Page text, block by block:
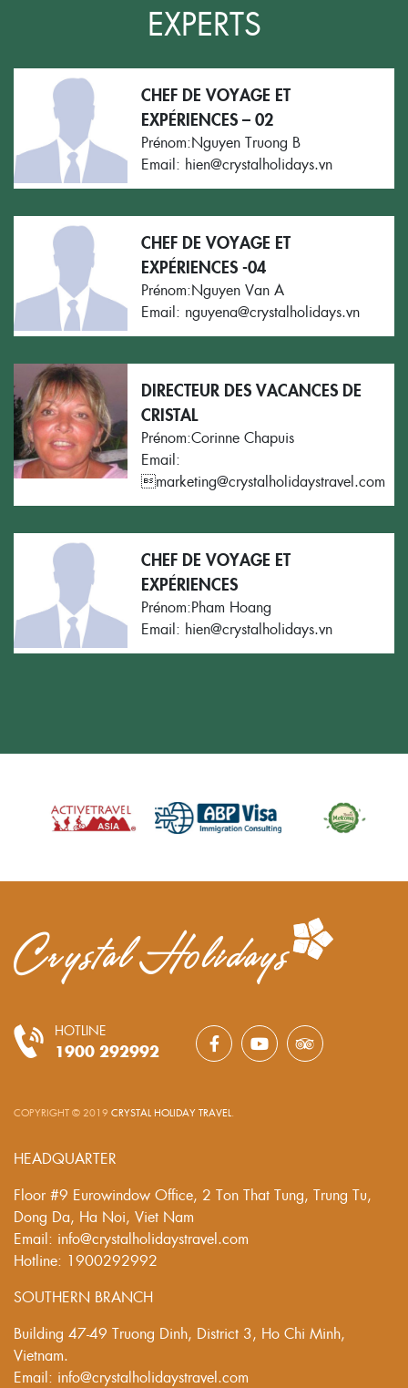
EXPERTS
CHEF DE VOYAGE ET
EXPÉRIENCES – 02
Prénom:Nguyen Truong B
Email: hien@crystalholidays.vn
CHEF DE VOYAGE ET
EXPÉRIENCES -04
Prénom:Nguyen Van A
Email: nguyena@crystalholidays.vn
DIRECTEUR DES VACANCES DE
CRISTAL
Prénom:Corinne Chapuis
Email:
marketing@crystalholidaystravel.com
CHEF DE VOYAGE ET
EXPÉRIENCES
Prénom:Pham Hoang
Email: hien@crystalholidays.vn
HOTLINE
1900 292992
COPYRIGHT © 2019 CRYSTAL HOLIDAY TRAVEL.
HEADQUARTER
Floor #9 Eurowindow Office, 2 Ton That Tung, Trung Tu,
Dong Da, Ha Noi, Viet Nam
Email: info@crystalholidaystravel.com
Hotline: 1900292992
SOUTHERN BRANCH
Building 47-49 Truong Dinh, District 3, Ho Chi Minh,
Vietnam.
Email: info@crystalholidaystravel.com